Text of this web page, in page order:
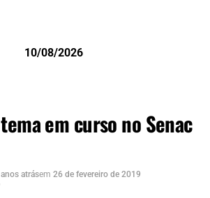
10/08/2026
em curso no Senac
atrásem 26 de fevereiro de 2019